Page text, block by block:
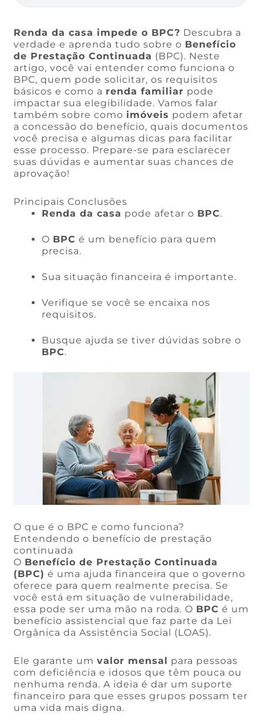
Renda da casa impede o BPC? Descubra a
verdade e aprenda tudo sobre o Benefício
de Prestação Continuada (BPC). Neste
artigo, você vai entender como funciona o
BPC, quem pode solicitar, os requisitos
básicos e como a renda familiar pode
impactar sua elegibilidade. Vamos falar
também sobre como imóveis podem afetar
a concessão do benefício, quais documentos
você precisa e algumas dicas para facilitar
esse processo. Prepare-se para esclarecer
suas dúvidas e aumentar suas chances de
aprovação!
Principais Conclusões
Renda da casa pode afetar o BPC.
O BPC é um benefício para quem
precisa.
Sua situação financeira é importante.
Verifique se você se encaixa nos
requisitos.
Busque ajuda se tiver dúvidas sobre o
BPC.
O que é o BPC e como funciona?
Entendendo o benefício de prestação
continuada
O Benefício de Prestação Continuada
(BPC) é uma ajuda financeira que o governo
oferece para quem realmente precisa. Se
você está em situação de vulnerabilidade,
essa pode ser uma mão na roda. O BPC é um
benefício assistencial que faz parte da Lei
Orgânica da Assistência Social (LOAS).
Ele garante umvalor mensal para pessoas
com deficiência e idosos que têm pouca ou
nenhuma renda. A ideia é dar um suporte
financeiro para que esses grupos possam ter
uma vida mais digna.